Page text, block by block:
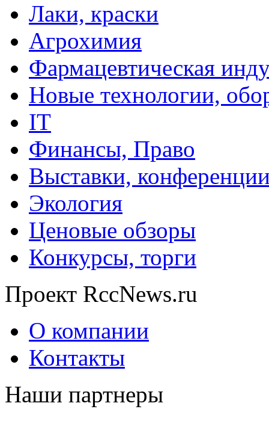
Лаки, краски
Агрохимия
Фармацевтическая
Новые технологии,
IT
Финансы, Право
Выставки,
Экология
Ценовые обзоры
Конкурсы, торги
Проект RccNews.ru
О компании
Контакты
Наши партнеры